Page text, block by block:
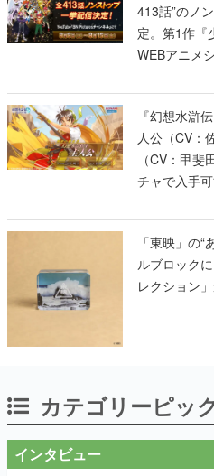
413話”のノ
定。第1作『
WEBアニメ
『幻想水滸
人公（CV：
（CV：甲
チャで入手
「東映」の
ルブロック
レクション
カテゴリーピッ
インタビュー